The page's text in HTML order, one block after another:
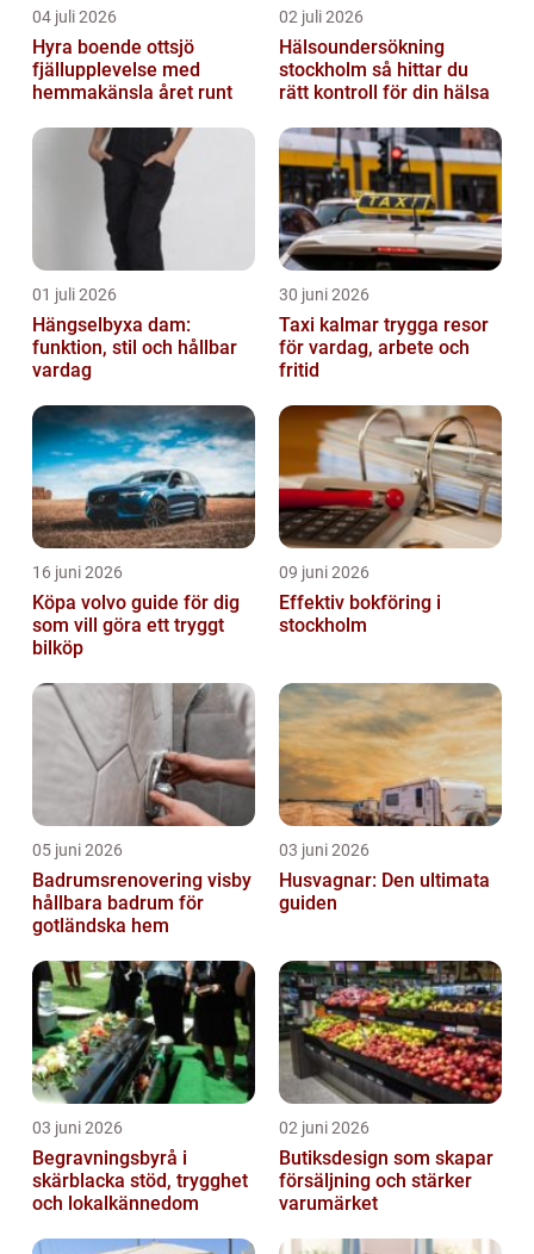
04 juli 2026
Hyra boende ottsjö
fjällupplevelse med
hemmakänsla året runt
02 juli 2026
Hälsoundersökning
stockholm så hittar du
rätt kontroll för din hälsa
01 juli 2026
Hängselbyxa dam:
funktion, stil och hållbar
vardag
30 juni 2026
Taxi kalmar trygga resor
för vardag, arbete och
fritid
16 juni 2026
Köpa volvo guide för dig
som vill göra ett tryggt
bilköp
09 juni 2026
Effektiv bokföring i
stockholm
05 juni 2026
Badrumsrenovering visby
hållbara badrum för
gotländska hem
03 juni 2026
Husvagnar: Den ultimata
guiden
03 juni 2026
Begravningsbyrå i
skärblacka stöd, trygghet
och lokalkännedom
02 juni 2026
Butiksdesign som skapar
försäljning och stärker
varumärket